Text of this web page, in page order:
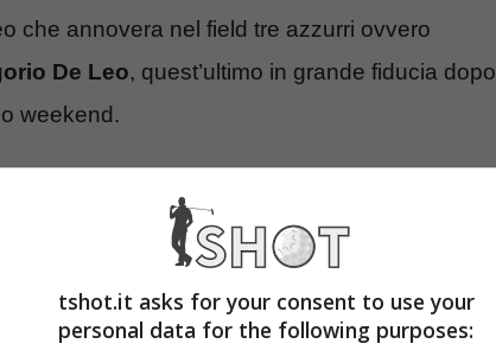
che annovera nel field tre azzurri ovvero
De Leo, quest’ultimo in grande fiducia dopo
weekend.
il field del torneo e dove
Burmester, ben tre azzurri si piazzarono in
tshot.it asks for your consent to use your
personal data for the following purposes: